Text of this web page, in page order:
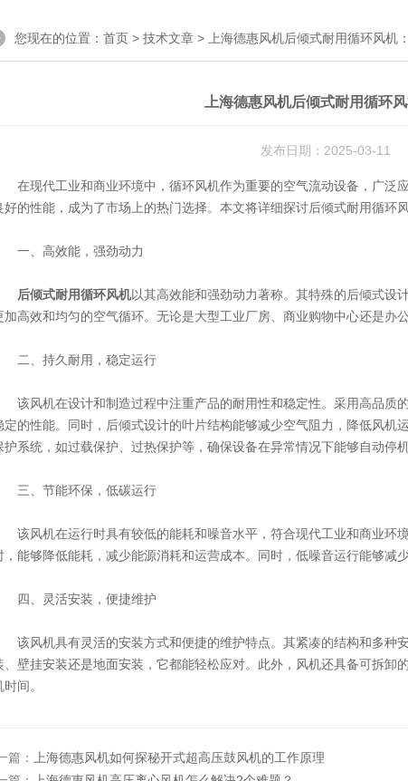
您现在的位置： 首页 > 技术文章 > 上海德惠风机后倾式耐用循环风机
上海德惠风机后倾式耐用循环
发布日期：2025-03-11
在现代工业和商业环境中，循环风机作为重要的空气流动设备，广泛
好的性能，成为了市场上的热门选择。本文将详细探讨后倾式耐用循环
一、高效能，强劲动力
后倾式耐用循环风机以其高效能和强劲动力著称。其特殊的后倾式设
加高效和均匀的空气循环。无论是大型工业厂房、商业购物中心还是办
二、持久耐用，稳定运行
该风机在设计和制造过程中注重产品的耐用性和稳定性。采用高品质
定的性能。同时，后倾式设计的叶片结构能够减少空气阻力，降低风机
护系统，如过载保护、过热保护等，确保设备在异常情况下能够自动停
三、节能环保，低碳运行
该风机在运行时具有较低的能耗和噪音水平，符合现代工业和商业环
，能够降低能耗，减少能源消耗和运营成本。同时，低噪音运行能够减
四、灵活安装，便捷维护
该风机具有灵活的安装方式和便捷的维护特点。其紧凑的结构和多种
、壁挂安装还是地面安装，它都能轻松应对。此外，风机还具备可拆
时间。
篇：
上海德惠风机如何探秘开式超高压鼓风机的工作原理